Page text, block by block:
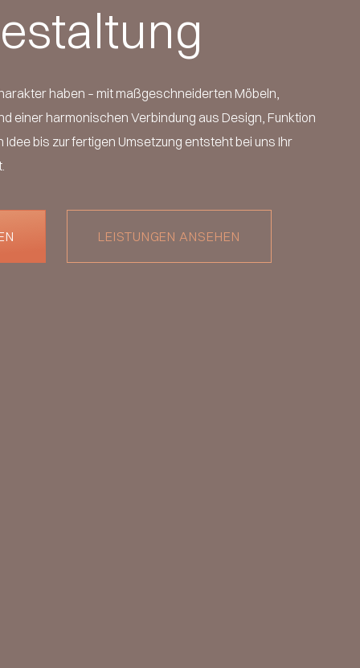
haben – mit maßgeschneiderten Möbeln,
einer harmonischen Verbindung aus Design, Funktion
Idee bis zur fertigen Umsetzung entsteht bei uns Ihr
LEISTUNGEN ANSEHEN